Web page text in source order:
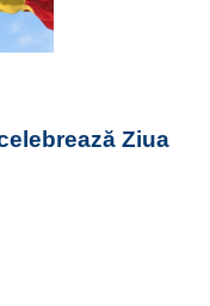
Ziua